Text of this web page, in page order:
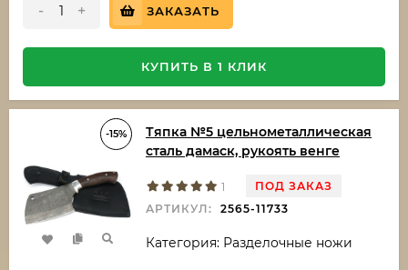
- + ЗАКАЗАТЬ
КУПИТЬ В 1 КЛИК
-15%
Тяпка №5 цельнометаллическая
сталь дамаск, рукоять венге
1
ПОД ЗАКАЗ
АРТИКУЛ:
2565-11733
Категория: Разделочные ножи